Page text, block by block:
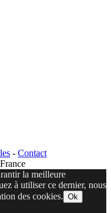
- Contact
la meilleure
à utiliser ce dernier, nous
des cookies. Ok